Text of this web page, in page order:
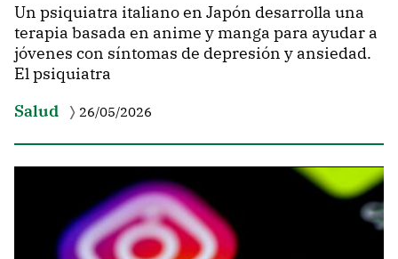
Un psiquiatra italiano en Japón desarrolla una
terapia basada en anime y manga para ayudar a
jóvenes con síntomas de depresión y ansiedad.
El psiquiatra
Salud
26/05/2026